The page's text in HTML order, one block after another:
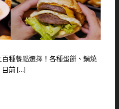
種餐點選擇！各種蛋餅、鍋燒
目前 […]